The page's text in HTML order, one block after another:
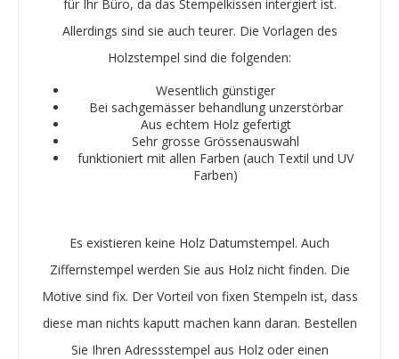
für Ihr Büro, da das Stempelkissen intergiert ist.
Allerdings sind sie auch teurer. Die Vorlagen des
Holzstempel sind die folgenden:
Wesentlich günstiger
Bei sachgemässer behandlung unzerstörbar
Aus echtem Holz gefertigt
Sehr grosse Grössenauswahl
funktioniert mit allen Farben (auch Textil und UV
Farben)
Es existieren keine Holz Datumstempel. Auch
Ziffernstempel werden Sie aus Holz nicht finden. Die
Motive sind fix. Der Vorteil von fixen Stempeln ist, dass
diese man nichts kaputt machen kann daran. Bestellen
Sie Ihren Adressstempel aus Holz oder einen